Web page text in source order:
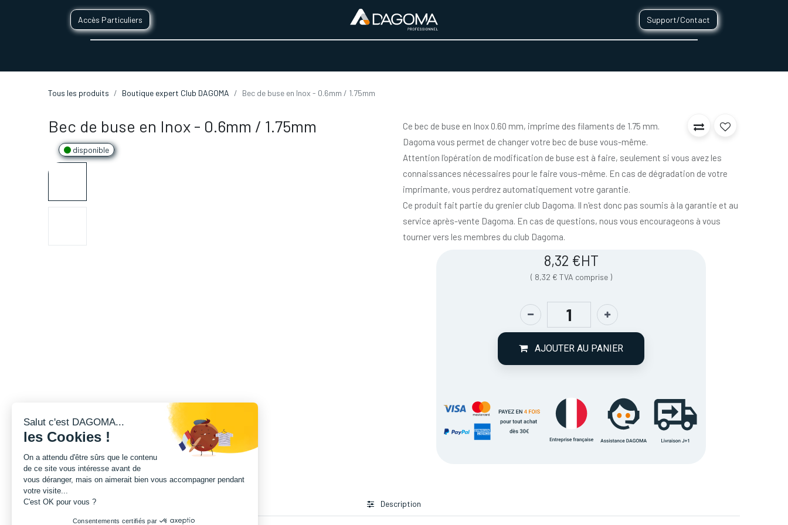
Accès Particuliers Support/Contact
Tous les produits Boutique expert Club DAGOMA Bec de buse en Inox - 0.6mm / 1.75mm
Bec de buse en Inox - 0.6mm / 1.75mm
disponible
Ce bec de buse en Inox 0.60 mm, imprime des filaments de 1.75 mm.
Dagoma vous permet de changer votre bec de buse vous-même.
Attention l'opération de modification de buse est à faire, seulement si vous avez les
connaissances nécessaires pour le faire vous-même. En cas de dégradation de votre
imprimante, vous perdrez automatiquement votre garantie.
Ce produit fait partie du grenier club Dagoma. Il n'est donc pas soumis à la garantie et au
service après-vente Dagoma. En cas de questions, nous vous encourageons à vous
tourner vers les membres du club Dagoma.
8,32 €HT
( 8,32 € TVA comprise )
AJOUTER AU PANIER
Description
Salut c'est DAGOMA...
les Cookies !
On a attendu d'être sûrs que le contenu
de ce site vous intéresse avant de
vous déranger, mais on aimerait bien vous accompagner pendant
votre visite...
C'est OK pour vous ?
Consentements certifiés par